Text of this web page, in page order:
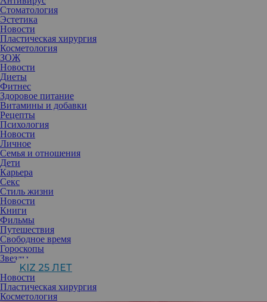
Стоматология
Эстетика
Новости
Пластическая хирургия
Косметология
ЗОЖ
Новости
Диеты
Фитнес
Здоровое питание
Витамины и добавки
Рецепты
Психология
Новости
Личное
Семья и отношения
Дети
Карьера
Секс
Стиль жизни
Новости
Книги
Фильмы
Путешествия
Свободное время
Гороскопы
Звезды
KIZ 25 ЛЕТ
Новости
Пластическая хирургия
Косметология
хирургических учреждений, автор знаменитого трехтомника
«Искусство эстетической хирургии»
Kруглый стол «Грудь & лицо: эволюция трендов эстетической
медицины» был организован на базе обучающего курса для
пластических хирургов России «Классики пластической
хирургии». Фоад Нахаи принял участие мероприятиях и в своих
выступлениях отметил схожесть трендов и проблем
эстетической медицины во всем мире.
О ТЕНДЕНЦИЯХ
«Я